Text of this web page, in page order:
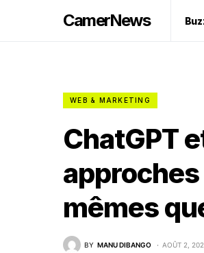
CamerNews
WEB & MARKETING
ChatGPT
mêmes
BY MANU DIBANGO AOÛT 2,